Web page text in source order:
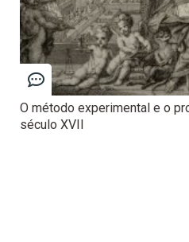
O método experimental e o
século XVII